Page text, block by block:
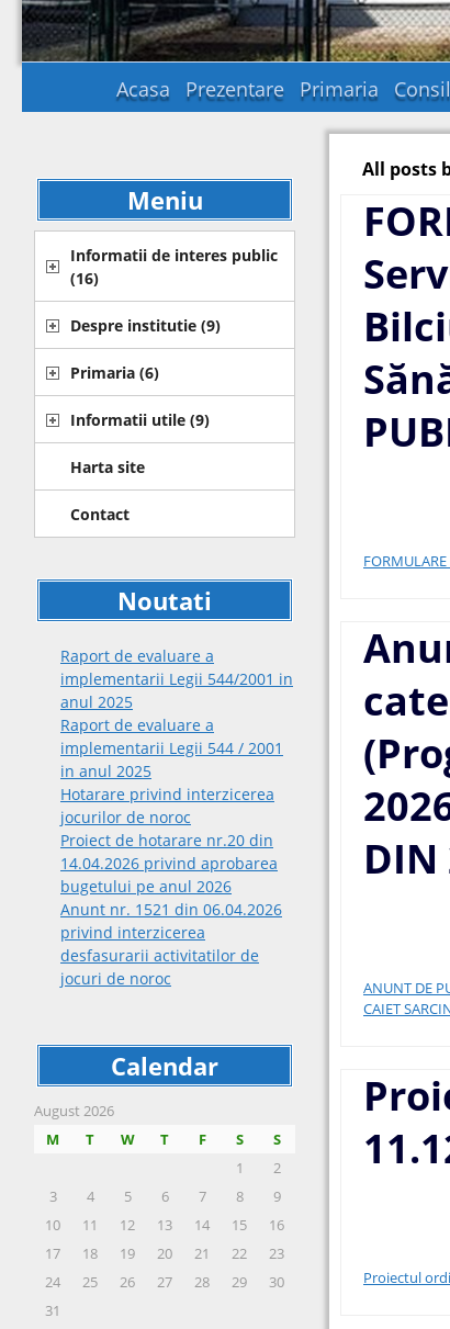
Acasa Prezentare Primaria
Meniu
Informatii de interes public
(16)
Despre institutie (9)
Primaria (6)
Informatii utile (9)
Harta site
Contact
Noutati
Raport de evaluare a
implementarii Legii 544/2001 in
anul 2025
Raport de evaluare a
implementarii Legii 544 / 2001
in anul 2025
Hotarare privind interzicerea
jocurilor de noroc
Proiect de hotarare nr.20 din
14.04.2026 privind aprobarea
bugetului pe anul 2026
Anunt nr. 1521 din 06.04.2026
privind interzicerea
desfasurarii activitatilor de
jocuri de noroc
Calendar
August 2026
M
T W T F S
S
1
2
3
4 5 6 7 8
9
10
11 12 13 14 15
16
17
18 19 20 21 22
23
24
25 26 27 28 29
30
31
All posts
DIN
ANUNT DE
CAIET
Proiectul